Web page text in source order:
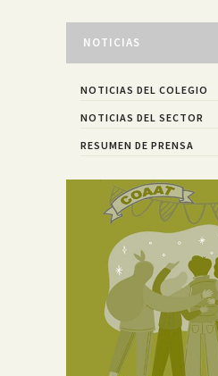
NOTICIAS
NOTICIAS DEL COLEGIO
NOTICIAS DEL SECTOR
RESUMEN DE PRENSA